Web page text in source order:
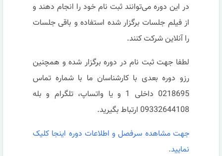
در این دوره می‌توانند ثبت نام خود را انجام دهند و
از فیلم جلسات برگزار شده استفاده و باقی جلسات
را آنلاین شرکت کنند.
لطفا جهت ثبت نام در دوره برگزار شده و همچنین
رزو دوره بعدی با کارشناسان ما با شماره تماس
0218695 داخلی 1 و یا واتساپ، تلگرام و بله
09332644108 ارتباط بگیرید.
جهت مشاهده سرفصل و اطلاعات دوره اینجا کلیک
نمایید.